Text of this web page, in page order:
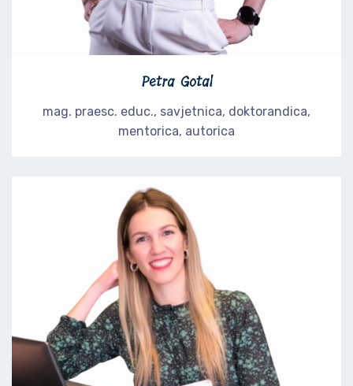
Petra Gotal
mag. praesc. educ., savjetnica, doktorandica,
mentorica, autorica